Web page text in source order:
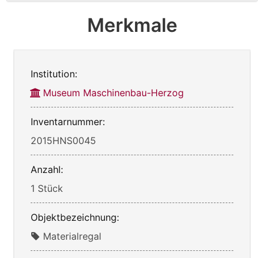
Merkmale
Institution:
Museum Maschinenbau-Herzog
Inventarnummer:
2015HNS0045
Anzahl:
1 Stück
Objektbezeichnung:
Materialregal